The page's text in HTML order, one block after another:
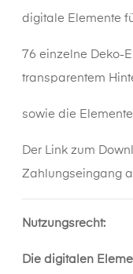
digitale Elemente
76 einzelne Deko-
transparentem
sowie die
Der Link zum
Zahlungseingang
Nutzungsrecht:
Die digitalen